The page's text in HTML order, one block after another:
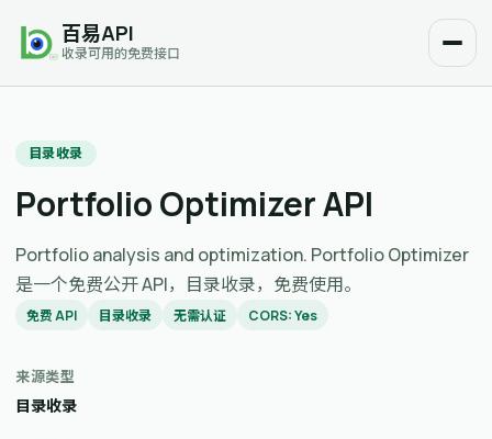
百易API
收录可用的免费接口
目录收录
Portfolio Optimizer API
Portfolio analysis and optimization. Portfolio Optimizer
是一个免费公开 API，目录收录，免费使用。
免费 API 目录收录 无需认证 CORS: Yes
来源类型
目录收录